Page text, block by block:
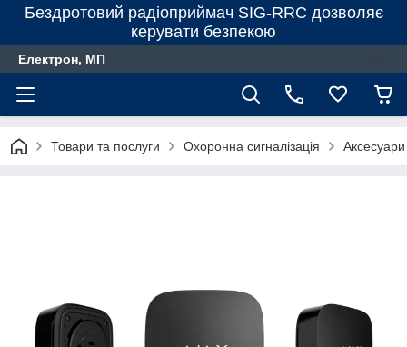
Бездротовий радіоприймач SIG-RRC дозволяє
керувати безпекою
Електрон, МП
Товари та послуги Охоронна сигналізація Аксесуари